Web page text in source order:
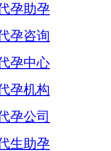
孕助孕
孕咨询
孕中心
孕机构
孕公司
生助孕